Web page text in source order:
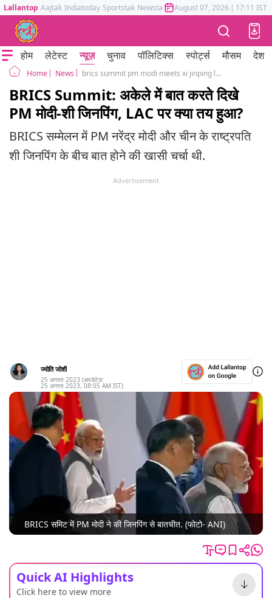
Lallantop Aajtak Indiatoday Sportstak Newstak Mumbai Tak Astrotak
August 07, 2026 | 17:11 IST
होम लेटेस्ट न्यूज़ चुनाव पॉलिटिक्स स्पोर्ट्स मौसम देश
Home News brics summit pm modi meets xi jinping lac tension discussed in south africa
BRICS Summit: अकेले में बात करते दिखे
PM मोदी-शी जिनपिंग, LAC पर क्या तय हुआ?
BRICS सम्मेलन में PM नरेंद्र मोदी और चीन के राष्ट्रपति
शी जिनपिंग के बीच बात होने की खासी चर्चा थी.
Advertisement
ज्योति जोशी
25 अगस्त 2023 (अपडेटेड:
25 अगस्त 2023, 08:05 AM IST)
BRICS समिट में PM मोदी ने की जिनपिंग से बातचीत. (फोटो- ANI)
Quick AI Highlights
Click here to view more